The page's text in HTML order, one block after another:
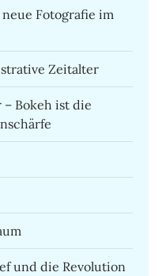
Fotografie im
Zeitalter
Bokeh ist die
und die Revolution